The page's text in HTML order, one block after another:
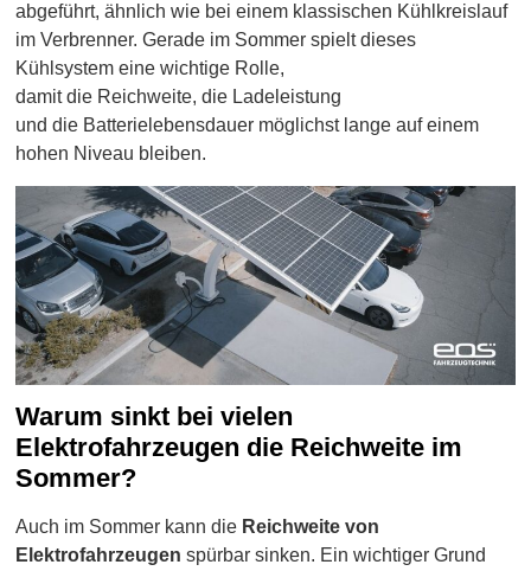
abgeführt, ähnlich wie bei einem klassischen Kühlkreislauf
im Verbrenner. Gerade im Sommer spielt dieses
Kühlsystem eine wichtige Rolle,
damit die Reichweite, die Ladeleistung
und die Batterielebensdauer möglichst lange auf einem
hohen Niveau bleiben.
Warum sinkt bei vielen
Elektrofahrzeugen die Reichweite im
Sommer?
Auch im Sommer kann die Reichweite von
Elektrofahrzeugen spürbar sinken. Ein wichtiger Grund